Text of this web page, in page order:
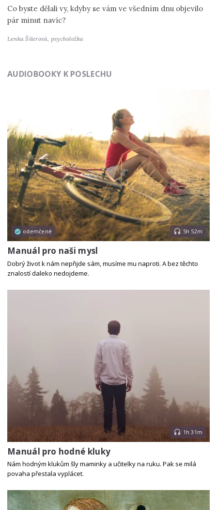
Co byste dělali vy, kdyby se vám ve všedním dnu objevilo
pár minut navíc?
Lenka Šilerová, psycholožka
AUDIOBOOKY K POSLECHU
odemčené 5h 52m
Manuál pro naši mysl
Dobrý život k nám nepřijde sám, musíme mu naproti. A bez těchto
znalostí daleko nedojdeme.
1h 31m
Manuál pro hodné kluky
Nám hodným klukům šly maminky a učitelky na ruku. Pak se milá
povaha přestala vyplácet.